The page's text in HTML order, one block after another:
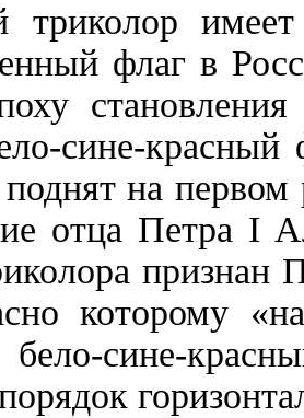
триколор
флаг в
сине-
на первом
отца Петра I
признан
которому